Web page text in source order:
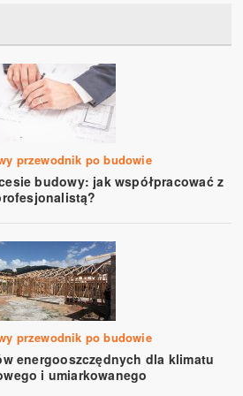
przewodnik po budowie
budowy: jak współpracować z
przewodnik po budowie
energooszczędnych dla klimatu
i umiarkowanego